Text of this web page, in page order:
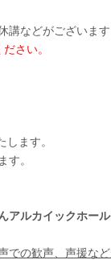
講などがございま
さい。
ます。
す。
アルカイックホー
での歓声、声援な